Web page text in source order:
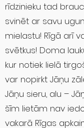
rīdzinieku tad
svinēt ar savu
mielastu! Rīgā arī
svētkus! Doma
kur notiek lielā
var nopirkt Jāņu
Jāņu sieru, alu –
šīm lietām nav
vakarā Rīgas